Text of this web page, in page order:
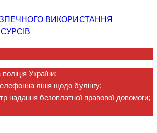
ВИКОРИСТАННЯ
України;
лінія щодо булінгу;
надання безоплатної правової допомоги;